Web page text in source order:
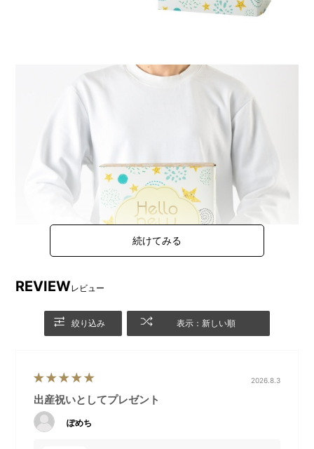
きらめくスター柄がかわいい、当サイト限定スリーブ付
REVIEWレビュー
絞り込み 表示：新しい順
2026.8.3
出産祝いとしてプレゼント
ぽめち